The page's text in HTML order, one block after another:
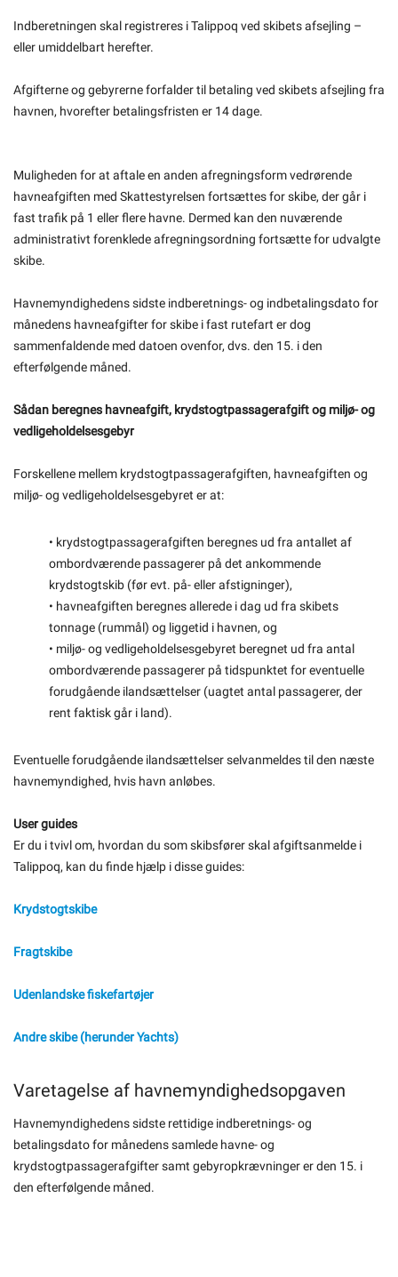
Indberetningen skal registreres i Talippoq ved skibets afsejling –
eller umiddelbart herefter.
Afgifterne og gebyrerne forfalder til betaling ved skibets afsejling fra
havnen, hvorefter betalingsfristen er 14 dage.
Muligheden for at aftale en anden afregningsform vedrørende
havneafgiften med Skattestyrelsen fortsættes for skibe, der går i
fast trafik på 1 eller flere havne. Dermed kan den nuværende
administrativt forenklede afregningsordning fortsætte for udvalgte
skibe.
Havnemyndighedens sidste indberetnings- og indbetalingsdato for
månedens havneafgifter for skibe i fast rutefart er dog
sammenfaldende med datoen ovenfor, dvs. den 15. i den
efterfølgende måned.
Sådan beregnes havneafgift, krydstogtpassagerafgift og miljø- og
vedligeholdelsesgebyr
Forskellene mellem krydstogtpassagerafgiften, havneafgiften og
miljø- og vedligeholdelsesgebyret er at:
• krydstogtpassagerafgiften beregnes ud fra antallet af
ombordværende passagerer på det ankommende
krydstogtskib (før evt. på- eller afstigninger),
• havneafgiften beregnes allerede i dag ud fra skibets
tonnage (rummål) og liggetid i havnen, og
• miljø- og vedligeholdelsesgebyret beregnet ud fra antal
ombordværende passagerer på tidspunktet for eventuelle
forudgående ilandsættelser (uagtet antal passagerer, der
rent faktisk går i land).
Eventuelle forudgående ilandsættelser selvanmeldes til den næste
havnemyndighed, hvis havn anløbes.
User guides
Er du i tvivl om, hvordan du som skibsfører skal afgiftsanmelde i
Talippoq, kan du finde hjælp i disse guides:
Krydstogtskibe
Fragtskibe
Udenlandske fiskefartøjer
Andre skibe (herunder Yachts)
Varetagelse af havnemyndighedsopgaven
Havnemyndighedens sidste rettidige indberetnings- og
betalingsdato for månedens samlede havne- og
krydstogtpassagerafgifter samt gebyropkrævninger er den 15. i
den efterfølgende måned.